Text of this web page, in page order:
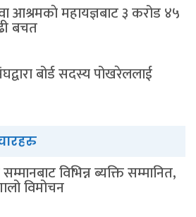
आश्रमकाे‌ महायज्ञबाट ३ करोड ४५
बचत
बोर्ड सदस्य पोखरेललाई
विभिन्न ब्यक्ति सम्मानित,
विमोचन